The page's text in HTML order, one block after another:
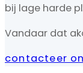
bij lage harde
Vandaar dat
contacteer